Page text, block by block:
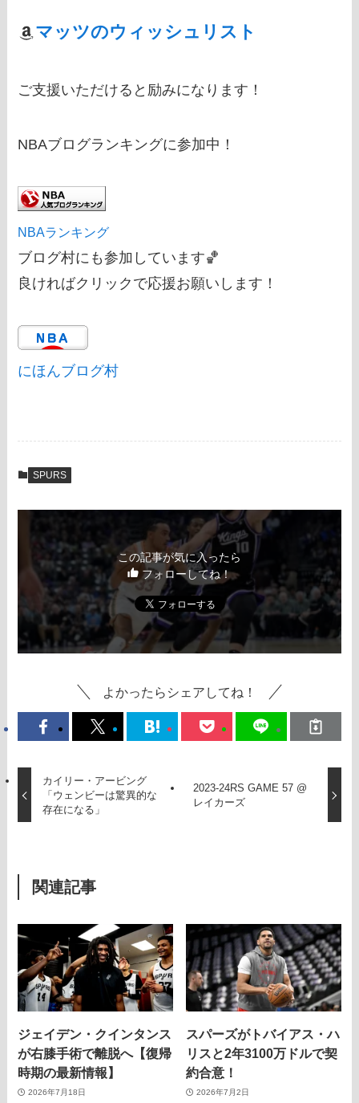
マッツのウィッシュリスト
ご支援いただけると励みになります！
NBAブログランキングに参加中！
NBAランキング
ブログ村にも参加しています🏀
良ければクリックで応援お願いします！
にほんブログ村
SPURS
この記事が気に入ったら
フォローしてね！
よかったらシェアしてね！
カイリー・アービング
「ウェンビーは驚異的な
存在になる」
2023-24RS GAME 57 @
レイカーズ
関連記事
ジェイデン・クインタンス
が右膝手術で離脱へ【復帰
時期の最新情報】
2026年7月18日
スパーズがトバイアス・ハ
リスと2年3100万ドルで契
約合意！
2026年7月2日